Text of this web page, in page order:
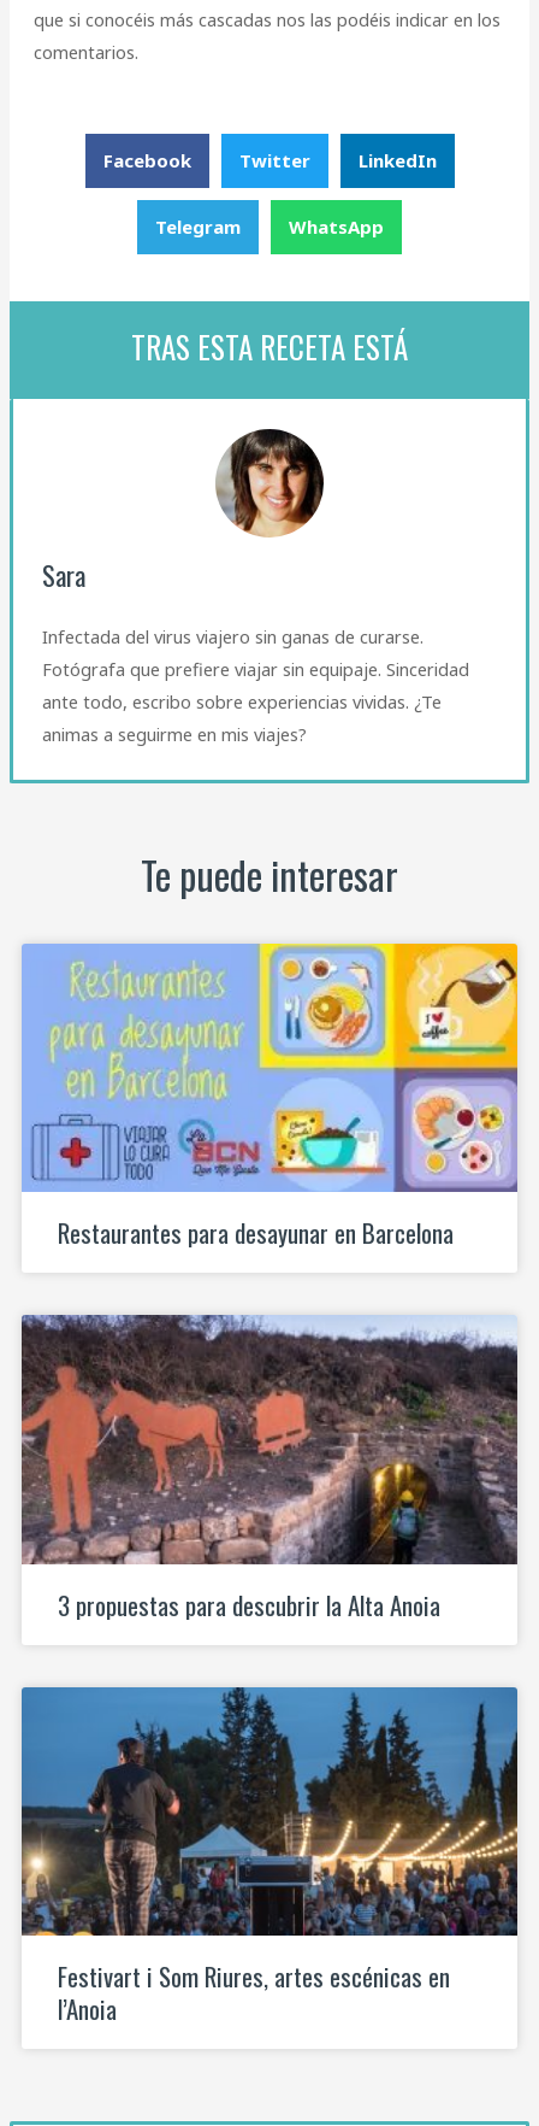
que si conocéis más cascadas nos las podéis indicar en los
comentarios.
Facebook Twitter LinkedIn
Telegram WhatsApp
TRAS ESTA RECETA ESTÁ
Sara
Infectada del virus viajero sin ganas de curarse.
Fotógrafa que prefiere viajar sin equipaje. Sinceridad
ante todo, escribo sobre experiencias vividas. ¿Te
animas a seguirme en mis viajes?
Te puede interesar
Restaurantes para desayunar en Barcelona
3 propuestas para descubrir la Alta Anoia
Festivart i Som Riures, artes escénicas en
l’Anoia